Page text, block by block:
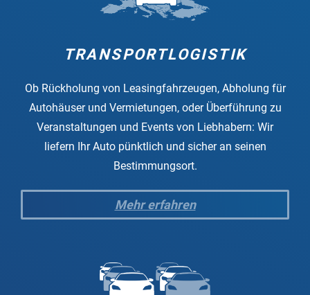
TRANSPORTLOGISTIK
Ob Rückholung von Leasingfahrzeugen, Abholung für
Autohäuser und Vermietungen, oder Überführung zu
Veranstaltungen und Events von Liebhabern: Wir
liefern Ihr Auto pünktlich und sicher an seinen
Bestimmungsort.
Mehr erfahren